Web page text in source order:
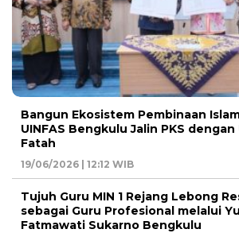
Bangun Ekosistem Pembinaan
UINFAS Bengkulu Jalin PKS dengan
Fatah
19/06/2026 | 12:12 WIB
Tujuh Guru MIN 1 Rejang Lebong
sebagai Guru Profesional melalui
Fatmawati Sukarno Bengkulu